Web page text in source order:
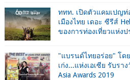
ททท. เปิดตัวแคมเปญท่
เมืองไทย เดอะ ซีรีส์
ของการท่องเที่ยวแห่งป
"แบรนด์ไทยอร่อย" โ
เก่ง...แห่งเอเซีย รับรา
Asia Awards 2019